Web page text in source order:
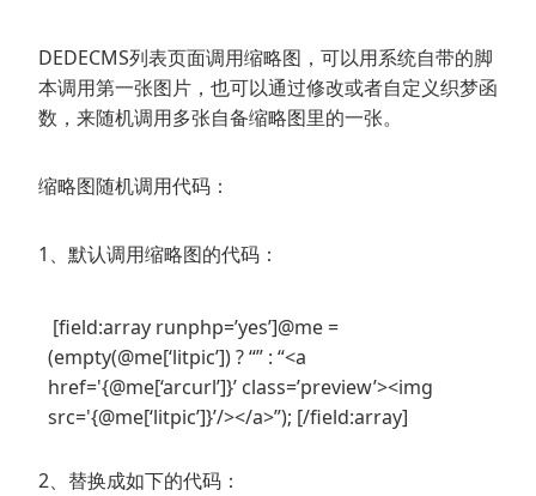
DEDECMS列表页面调用缩略图，可以用系统自带的脚
本调用第一张图片，也可以通过修改或者自定义织梦函
数，来随机调用多张自备缩略图里的一张。
缩略图随机调用代码：
1、默认调用缩略图的代码：
[field:array runphp=’yes’]@me =
(empty(@me[‘litpic’]) ? “” : “<a
href='{@me[‘arcurl’]}’ class=’preview’><img
src='{@me[‘litpic’]}’/></a>”); [/field:array]
2、替换成如下的代码：